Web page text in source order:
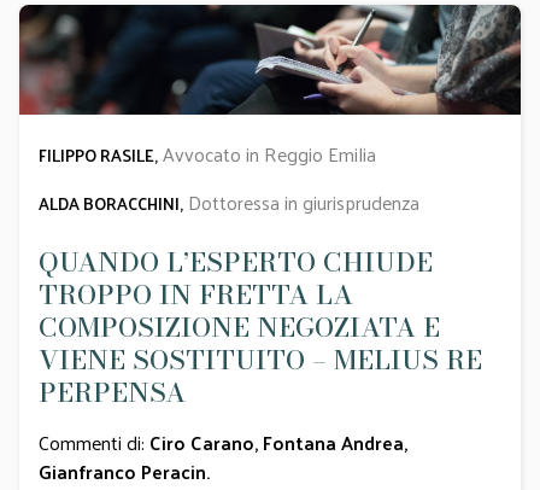
FILIPPO RASILE,Avvocato in Reggio Emilia
ALDA BORACCHINI, Dottoressa in giurisprudenza
QUANDO L’ESPERTO CHIUDE
TROPPO IN FRETTA LA
COMPOSIZIONE NEGOZIATA E
VIENE SOSTITUITO – MELIUS RE
PERPENSA
Commenti di: Ciro Carano,Fontana Andrea,
Gianfranco Peracin.